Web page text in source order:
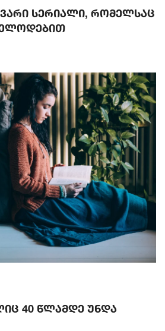
სერიალი, რომელსაც
40 წლამდე უნდა